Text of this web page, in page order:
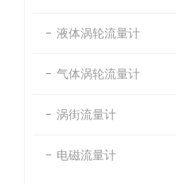
液体涡轮流量计
气体涡轮流量计
涡街流量计
电磁流量计